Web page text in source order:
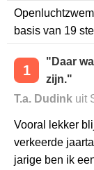
basis van 19
1
"Daar
zijn."
T.a. Dudink uit
Vooral lekker
verkeerde
jarige ben ik